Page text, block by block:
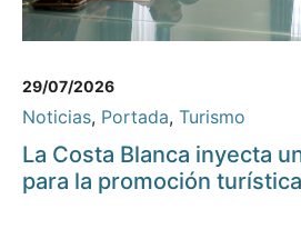
29/07/2026
Noticias, Portada, Turismo
La Costa Blanca inyecta
para la promoción